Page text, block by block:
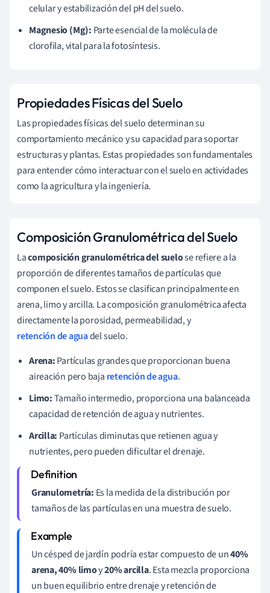
celular y estabilización del pH del suelo.
Magnesio (Mg): Parte esencial de la molécula de
clorofila, vital para la fotosíntesis.
Propiedades Físicas del Suelo
Las propiedades físicas del suelo determinan su
comportamiento mecánico y su capacidad para soportar
estructuras y plantas. Estas propiedades son fundamentales
para entender cómo interactuar con el suelo en actividades
como la agricultura y la ingeniería.
Composición Granulométrica del Suelo
Lacomposición granulométrica del suelose refiere a la
proporción de diferentes tamaños de partículas que
componen el suelo. Estos se clasifican principalmente en
arena, limo y arcilla. La composición granulométrica afecta
directamente la porosidad, permeabilidad, y
retención de aguadel suelo.
Arena:Partículas grandes que proporcionan buena
aireación pero baja retención de agua.
Limo:Tamaño intermedio, proporciona una balanceada
capacidad de retención de agua y nutrientes.
Arcilla: Partículas diminutas que retienen agua y
nutrientes, pero pueden dificultar el drenaje.
Granulometría: Es la medida de la distribución por
tamaños de las partículas en una muestra de suelo.
Un césped de jardín podría estar compuesto de un40%
arena, 40% limoy20% arcilla. Esta mezcla proporciona
un buen equilibrio entre drenaje y retención de